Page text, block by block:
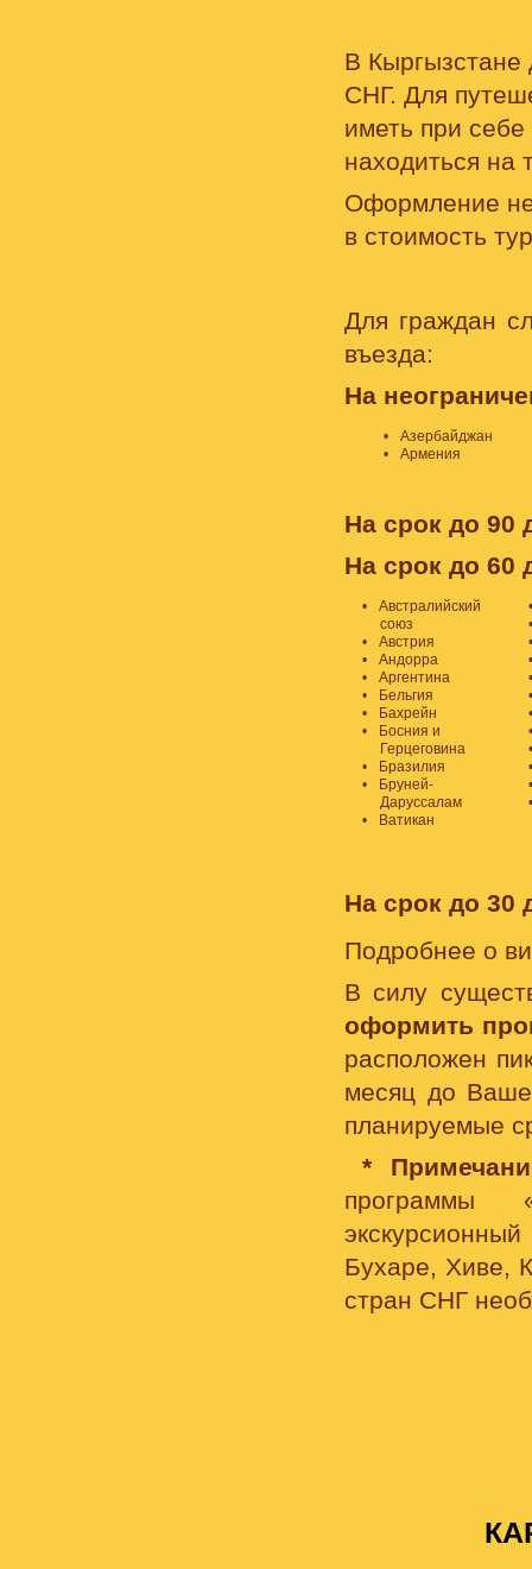
В Кыргызстане
СНГ. Для
иметь при
находиться на
Оформление
в стоимость
Для граждан
въезда:
На
Азербайджан
Армения
На срок до 90
На срок до 60
Австралийский
союз
Австрия
Андорра
Аргентина
Бельгия
Бахрейн
Босния и
Герцеговина
Бразилия
Бруней-
Даруссалам
Ватикан
На срок до 30
Подробнее о
В силу
оформить
расположен
месяц до
планируемые
*
программы
Бухаре, Хиве,
стран СНГ